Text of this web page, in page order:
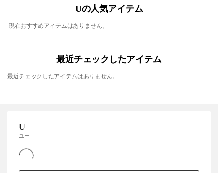
Uの人気アイテム
現在おすすめアイテムはありません。
最近チェックしたアイテム
最近チェックしたアイテムはありません。
U
ユー